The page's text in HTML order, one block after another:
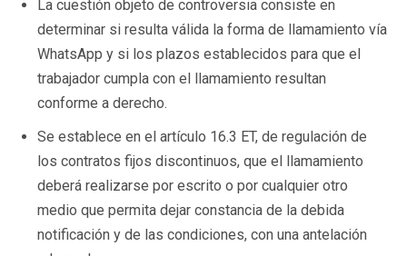
La cuestión objeto de controversia consiste en
determinar si resulta válida la forma de llamamiento vía
WhatsApp y si los plazos establecidos para que el
trabajador cumpla con el llamamiento resultan
conforme a derecho.
Se establece en el artículo 16.3 ET, de regulación de
los contratos fijos discontinuos, que el llamamiento
deberá realizarse por escrito o por cualquier otro
medio que permita dejar constancia de la debida
notificación y de las condiciones, con una antelación